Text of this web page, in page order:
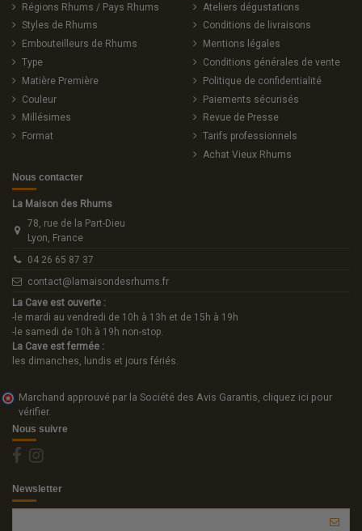
Régions Rhums / Pays Rhums
Styles de Rhums
Embouteilleurs de Rhums
Type
Matière Première
Couleur
Millésimes
Format
Ateliers dégustations
Conditions de livraisons
Mentions légales
Conditions générales de vente
Politique de confidentialité
Paiements sécurisés
Revue de Presse
Tarifs professionnels
Achat Vieux Rhums
Nous contacter
La Maison des Rhums
78, rue de la Part-Dieu
Lyon, France
04 26 65 87 37
contact@lamaisondesrhums.fr
La Cave est ouverte :
-le mardi au vendredi de 10h à 13h et de 15h à 19h
-le samedi de 10h à 19h non-stop.
La Cave est fermée :
les dimanches, lundis et jours fériés.
Marchand approuvé par la Société des Avis Garantis, cliquez ici pour
vérifier.
Nous suivre
Newsletter